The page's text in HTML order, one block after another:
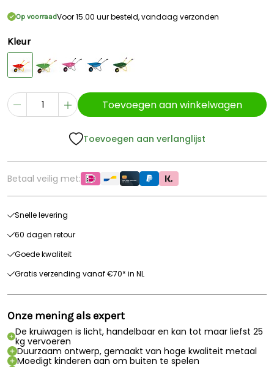
Op voorraadVoor 15.00 uur besteld, vandaag verzonden
Kleur
Toevoegen aan winkelwagen
Toevoegen aan verlanglijst
Betaal veilig met:
Snelle levering
60 dagen retour
Goede kwaliteit
Gratis verzending vanaf €70* in NL
Onze mening als expert
De kruiwagen is licht, handelbaar en kan tot maar liefst 25
kg vervoeren
Duurzaam ontwerp, gemaakt van hoge kwaliteit metaal
Moedigt kinderen aan om buiten te spelen